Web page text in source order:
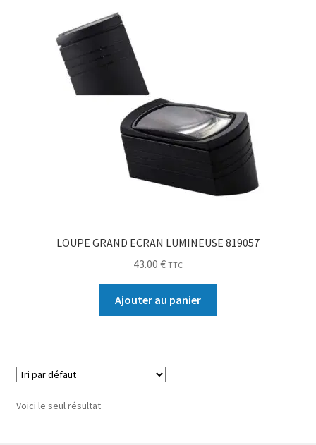
0.00 €
LOUPE GRAND ECRAN LUMINEUSE 819057
43.00 € TTC
Ajouter au panier
Voici le seul résultat